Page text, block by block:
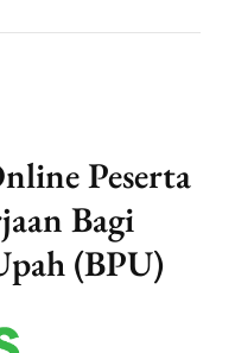
Peserta
Bagi
(BPU)